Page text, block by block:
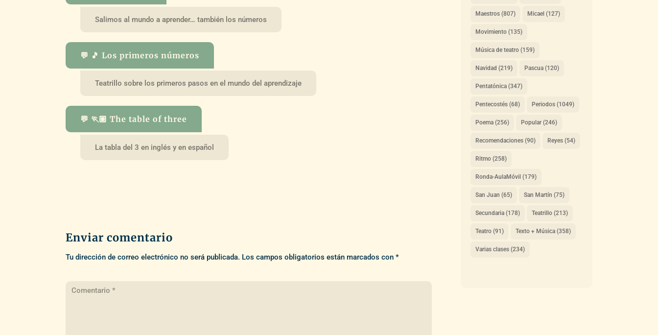
Salimos al mundo a aprender… también los números
💬 🎵 Los primeros números
Teatrillo sobre los primeros pasos en el mundo del aprendizaje
💬 🏃🏽 The table of three
La tabla del 3 en inglés y en español
Enviar comentario
Tu dirección de correo electrónico no será publicada. Los campos obligatorios están marcados con*
Maestros(807) Micael (127)
Movimiento(135)
Música de teatro(159)
Navidad (219) Pascua(120)
Pentatónica(347)
Pentecostés(68) Periodos(1049)
Poema(256) Popular(246)
Recomendaciones(90) Reyes(54)
Ritmo(258)
Ronda-AulaMóvil (179)
San Juan (65) San Martín (75)
Secundaria(178) Teatrillo(213)
Teatro(91) Texto + Música(358)
Varias clases(234)